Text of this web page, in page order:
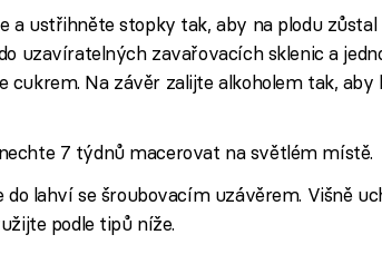
a ustřihněte stopky tak, aby na plodu zůstal
uzavíratelných zavařovacích sklenic a
cukrem. Na závěr zalijte alkoholem tak, aby
7 týdnů macerovat na světlém místě.
do lahví se šroubovacím uzávěrem. Višně
podle tipů níže.